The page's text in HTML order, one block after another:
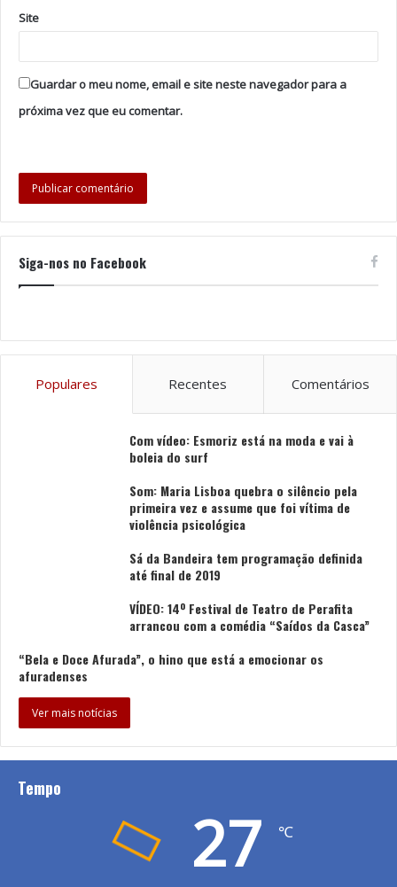
Site
Guardar o meu nome, email e site neste navegador para a
próxima vez que eu comentar.
Siga-nos no Facebook
Populares Recentes Comentários
Com vídeo: Esmoriz está na moda e vai à
boleia do surf
Som: Maria Lisboa quebra o silêncio pela
primeira vez e assume que foi vítima de
violência psicológica
Sá da Bandeira tem programação definida
até final de 2019
VÍDEO: 14º Festival de Teatro de Perafita
arrancou com a comédia “Saídos da Casca”
“Bela e Doce Afurada”, o hino que está a emocionar os
afuradenses
Ver mais notícias
Tempo
27 ℃